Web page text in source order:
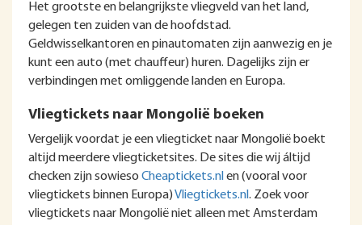
Het grootste en belangrijkste vliegveld van het land,
gelegen ten zuiden van de hoofdstad.
Geldwisselkantoren en pinautomaten zijn aanwezig en je
kunt een auto (met chauffeur) huren. Dagelijks zijn er
verbindingen met omliggende landen en Europa.
Vliegtickets naar Mongolië boeken
Vergelijk voordat je een vliegticket naar Mongolië boekt
altijd meerdere vliegticketsites. De sites die wij áltijd
checken zijn sowieso Cheaptickets.nl en (vooral voor
vliegtickets binnen Europa)Vliegtickets.nl. Zoek voor
vliegtickets naar Mongolië niet alleen met Amsterdam